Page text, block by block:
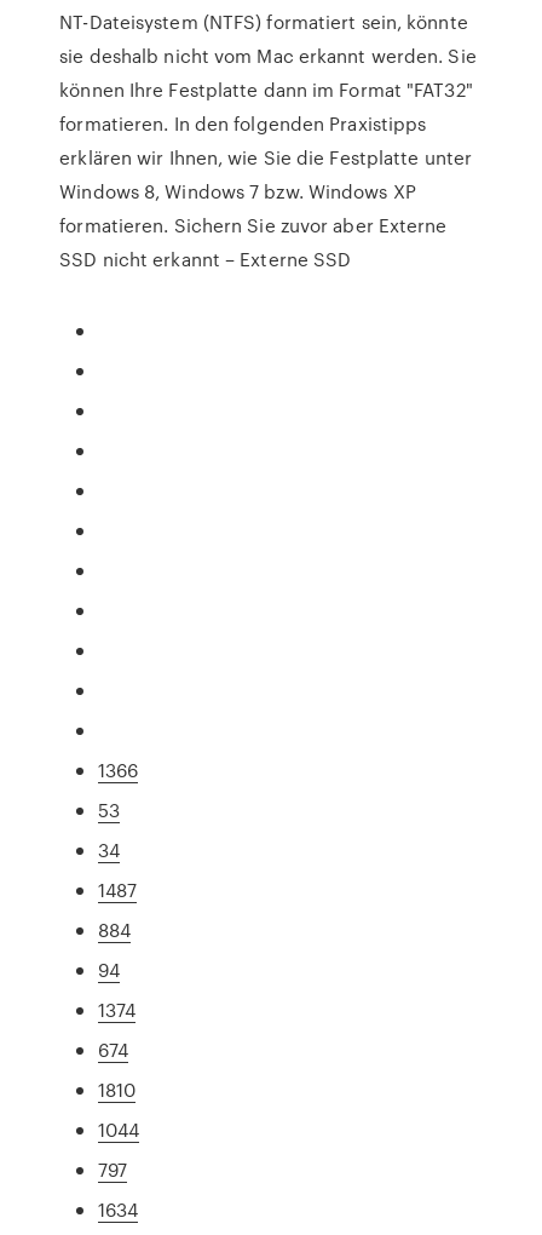
NT-Dateisystem (NTFS) formatiert sein, könnte
sie deshalb nicht vom Mac erkannt werden. Sie
können Ihre Festplatte dann im Format "FAT32"
formatieren. In den folgenden Praxistipps
erklären wir Ihnen, wie Sie die Festplatte unter
Windows 8, Windows 7 bzw. Windows XP
formatieren. Sichern Sie zuvor aber Externe
SSD nicht erkannt – Externe SSD
1366
53
34
1487
884
94
1374
674
1810
1044
797
1634